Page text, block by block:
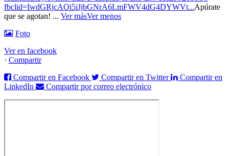
fbclid=IwdGRjcAOi5iJjbGNrA6LmFWV4dG4DYWVt...Apúrate
que se agotan! ... Ver másVer menos
Foto
Ver en facebook
· Compartir
Compartir en Facebook
Compartir en Twitter
Compartir en
LinkedIn
Compartir por correo electrónico